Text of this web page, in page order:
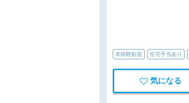
未経験歓迎 住宅手当あり
気になる